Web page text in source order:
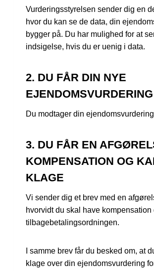
Vurderingsstyrelsen sender dig en
hvor du kan se de data, din
bygger på. Du har mulighed for at
indsigelse, hvis du er uenig i data.
2. DU FÅR DIN NYE
EJENDOMSVURDERING
Du modtager din
3. DU FÅR EN
KOMPENSATION OG
KLAGE
Vi sender dig et brev med en
hvorvidt du skal have kompensation
tilbagebetalingsordningen.
I samme brev får du besked om, at
klage over din ejendomsvurdering